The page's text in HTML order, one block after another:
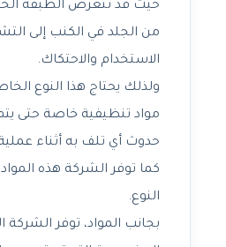
حيث قد تتعرض الطبقة
من الجلد في الكنب إلى
الاستخدام والاحتكاك.
ولذلك يحتاج هذا النوع
مواد تنظيفية خاصة حتى
حدوث أي تلف به أثناء
كما توفر الشركة هذه
النوع.
بجانب المواد، توفر الشركة